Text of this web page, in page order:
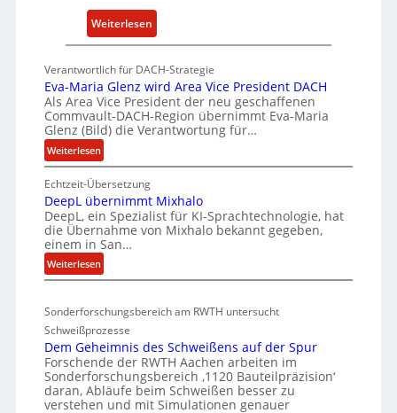
e
t
w
i
c
k
e
R
I
S
-
i
c
h
e
Weiterlesen
P
W
-
U
n
e
b
o
n
e
k
l
e
Verantwortlich für DACH-Strategie
Eva-Maria Glenz wird Area Vice President DACH
Als Area Vice President der neu geschaffenen
Commvault-DACH-Region übernimmt Eva-Maria
Glenz (Bild) die Verantwortung für…
Weiterlesen:
E
v
a
-
M
a
r
i
G
l
e
n
z
w
Echtzeit-Übersetzung
DeepL übernimmt Mixhalo
DeepL, ein Spezialist für KI-Sprachtechnologie, hat
die Übernahme von Mixhalo bekannt gegeben,
einem in San…
Weiterlesen:
D
e
p
L
ü
b
e
Sonderforschungsbereich am RWTH untersucht
Schweißprozesse
Dem Geheimnis des Schweißens auf der Spur
Forschende der RWTH Aachen arbeiten im
Sonderforschungsbereich ‚1120 Bauteilpräzision‘
daran, Abläufe beim Schweißen besser zu
verstehen und mit Simulationen genauer